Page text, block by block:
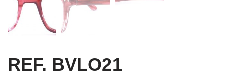
REF. BVLO21